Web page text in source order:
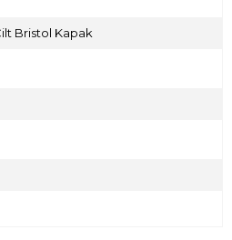
Bristol Kapak